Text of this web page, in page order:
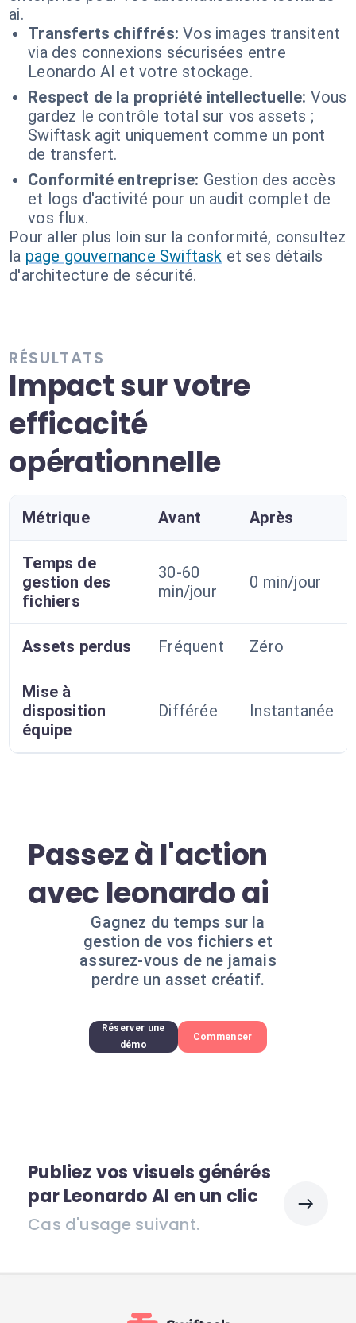
ai.
Transferts chiffrés: Vos images transitent
via des connexions sécurisées entre
Leonardo AI et votre stockage.
Respect de la propriété intellectuelle: Vous
gardez le contrôle total sur vos assets ;
Swiftask agit uniquement comme un pont
de transfert.
Conformité entreprise: Gestion des accès
et logs d'activité pour un audit complet de
vos flux.
Pour aller plus loin sur la conformité, consultez
la page gouvernance Swiftask et ses détails
d'architecture de sécurité.
RÉSULTATS
Impact sur votre
efficacité
opérationnelle
Métrique Avant Après
Temps de
gestion des
fichiers
30-60
min/jour
0 min/jour
Assets perdus Fréquent Zéro
Mise à
disposition
équipe
Différée Instantanée
Passez à l'action
avec leonardo ai
Gagnez du temps sur la
gestion de vos fichiers et
assurez-vous de ne jamais
perdre un asset créatif.
Réserver une
démo
Commencer
Publiez vos visuels générés
par Leonardo AI en un clic
Cas d'usage suivant.